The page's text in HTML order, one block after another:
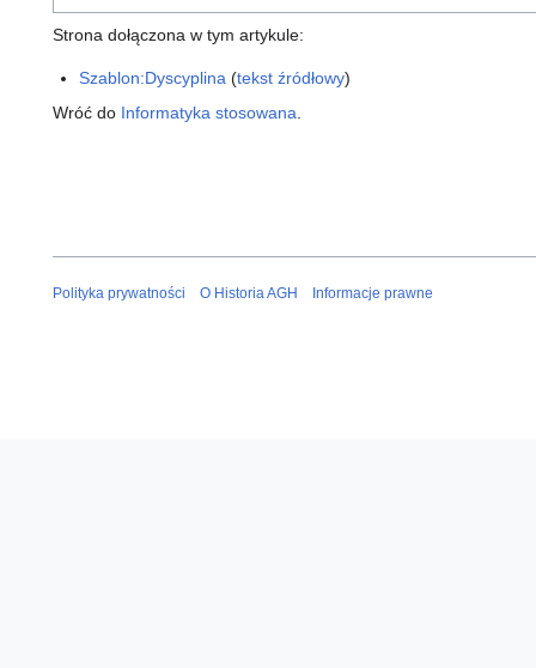
Strona dołączona w tym artykule:
Szablon:Dyscyplina (tekst źródłowy)
Wróć do Informatyka stosowana
Polityka prywatności O Historia AGH Informacje prawne